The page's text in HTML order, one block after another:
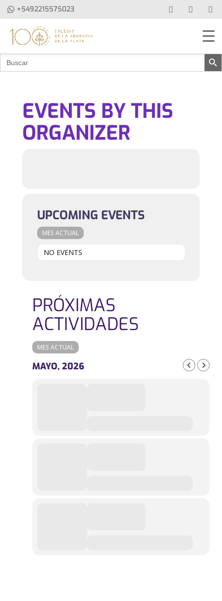
+5492215575023
Buscar: Botón de
EVENTS BY THIS
ORGANIZER
UPCOMING EVENTS
MES ACTUAL
NO EVENTS
PRÓXIMAS
ACTIVIDADES
MES ACTUAL
MAYO, 2026